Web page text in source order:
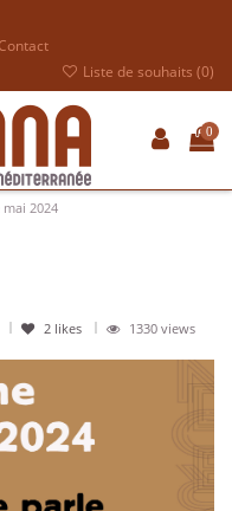
Contact
Liste de souhaits (0)
0
2024
2 likes 1330 views